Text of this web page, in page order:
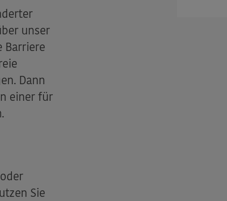
unser
Barriere
Dann
einer für
Sie